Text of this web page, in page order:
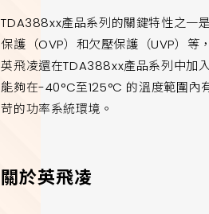
TDA388xx產品系列的關鍵特性之一
保護（OVP）和欠壓保護（UVP）等
英飛凌還在TDA388xx產品系列中加
能夠在-40°C至125°C 的溫度範圍
苛的功率系統環境。
關於英飛凌